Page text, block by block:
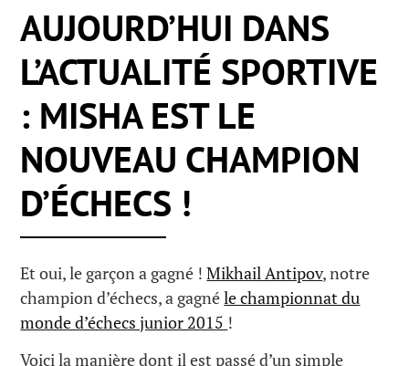
AUJOURD’HUI DANS
L’ACTUALITÉ SPORTIVE
: MISHA EST LE
NOUVEAU CHAMPION
D’ÉCHECS !
Et oui, le garçon a gagné !Mikhail Antipov, notre
champion d’échecs, a gagnéle championnat du
monde d’échecs junior 2015 !
Voici la manière dont il est passé d’un simple